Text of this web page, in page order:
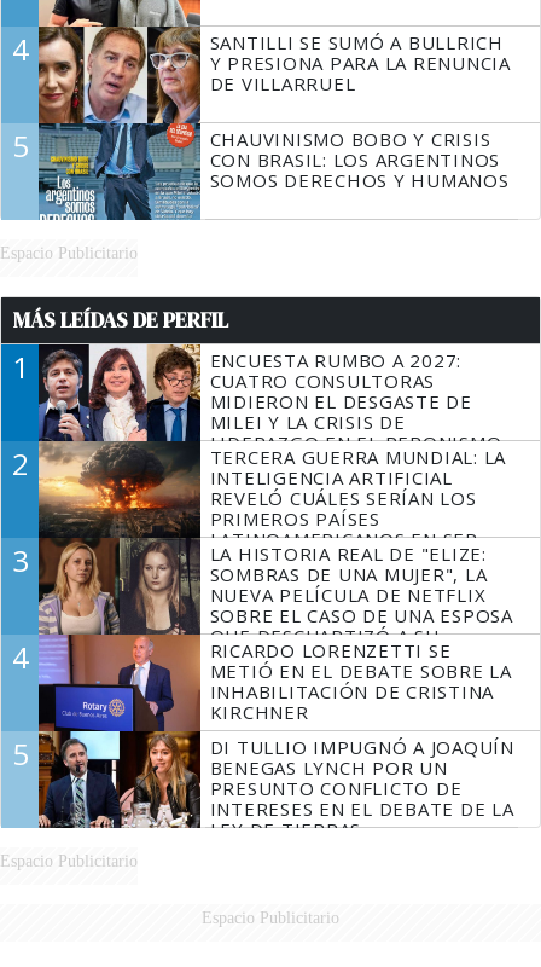
4
SANTILLI SE SUMÓ A BULLRICH
Y PRESIONA PARA LA RENUNCIA
DE VILLARRUEL
5
CHAUVINISMO BOBO Y CRISIS
CON BRASIL: LOS ARGENTINOS
SOMOS DERECHOS Y HUMANOS
Espacio Publicitario
MÁS LEÍDAS DE PERFIL
1
ENCUESTA RUMBO A 2027:
CUATRO CONSULTORAS
MIDIERON EL DESGASTE DE
MILEI Y LA CRISIS DE
LIDERAZGO EN EL PERONISMO
2
TERCERA GUERRA MUNDIAL: LA
INTELIGENCIA ARTIFICIAL
REVELÓ CUÁLES SERÍAN LOS
PRIMEROS PAÍSES
LATINOAMERICANOS EN SER
DERROTADOS
3
LA HISTORIA REAL DE "ELIZE:
SOMBRAS DE UNA MUJER", LA
NUEVA PELÍCULA DE NETFLIX
SOBRE EL CASO DE UNA ESPOSA
QUE DESCUARTIZÓ A SU
MARIDO
4
RICARDO LORENZETTI SE
METIÓ EN EL DEBATE SOBRE LA
INHABILITACIÓN DE CRISTINA
KIRCHNER
5
DI TULLIO IMPUGNÓ A JOAQUÍN
BENEGAS LYNCH POR UN
PRESUNTO CONFLICTO DE
INTERESES EN EL DEBATE DE LA
LEY DE TIERRAS
Espacio Publicitario
Espacio Publicitario